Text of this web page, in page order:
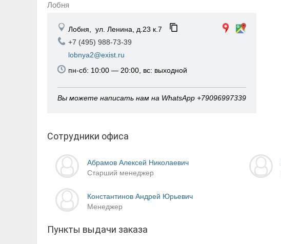
Лобня
Лобня, ул. Ленина, д.23 к.7
+7 (495) 988-73-39
lobnya2@exist.ru
пн-сб: 10:00 — 20:00, вс: выходной
Вы можете написать нам на WhatsApp +79096997339
Сотрудники офиса
Абрамов Алексей Николаевич
Старший менеджер
Константинов Андрей Юрьевич
Менеджер
Пункты выдачи заказа